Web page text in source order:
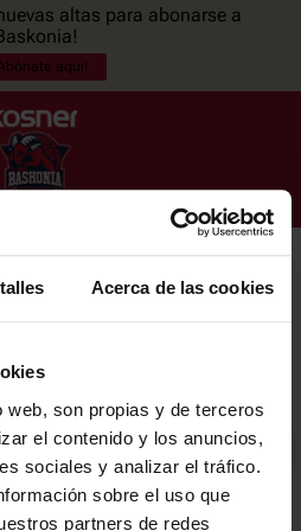
Acerca de las cookies
son propias y de terceros
el contenido y los anuncios,
sociales y analizar el tráfico.
sobre el uso que
partners de redes
altas para abonarse a
aquí!
del club.
de privacidaddel SASKI BASKONIA